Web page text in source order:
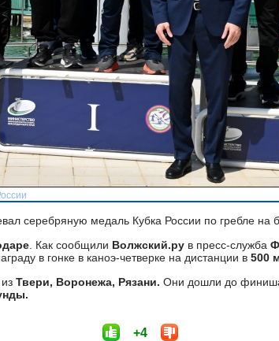
серебряную медаль Кубка России по гребле на
. Как сообщили Волжский.ру в пресс-служба
в гонке в каноэ-четверке на дистанции в 500
Твери, Воронежа, Рязани. Они дошли до финиша
+4